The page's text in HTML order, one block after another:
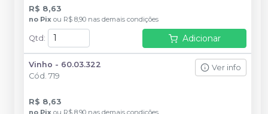
R$ 8,63
no Pix ou R$ 8,90 nas demais condições
Qtd : Adicionar
Vinho - 60.03.322
Cód. 719
Ver info
R$ 8,63
no Pix ou R$ 8,90 nas demais condições